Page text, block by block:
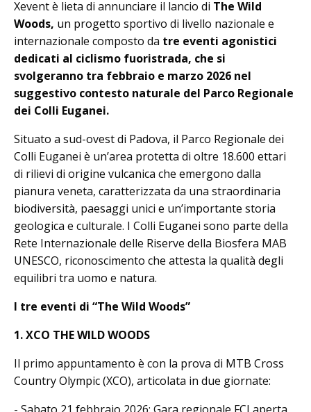
Xevent è lieta di annunciare il lancio di The Wild
Woods, un progetto sportivo di livello nazionale e
internazionale composto da tre eventi agonistici
dedicati al ciclismo fuoristrada, che si
svolgeranno tra febbraio e marzo 2026 nel
suggestivo contesto naturale del Parco Regionale
dei Colli Euganei.
Situato a sud-ovest di Padova, il Parco Regionale dei
Colli Euganei è un’area protetta di oltre 18.600 ettari
di rilievi di origine vulcanica che emergono dalla
pianura veneta, caratterizzata da una straordinaria
biodiversità, paesaggi unici e un’importante storia
geologica e culturale. I Colli Euganei sono parte della
Rete Internazionale delle Riserve della Biosfera MAB
UNESCO, riconoscimento che attesta la qualità degli
equilibri tra uomo e natura.
I tre eventi di “The Wild Woods”
1. XCO THE WILD WOODS
Il primo appuntamento è con la prova di MTB Cross
Country Olympic (XCO), articolata in due giornate: